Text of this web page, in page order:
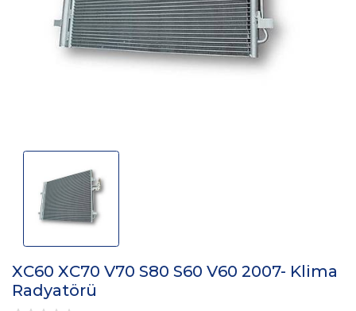
XC60 XC70 V70 S80 S60 V60 2007- Klima
Radyatörü